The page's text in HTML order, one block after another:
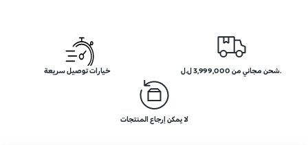
.شحن مجاني من 3,999,000 ل.ل خيارات توصيل سريعة
لا يمكن إرجاع المنتجات